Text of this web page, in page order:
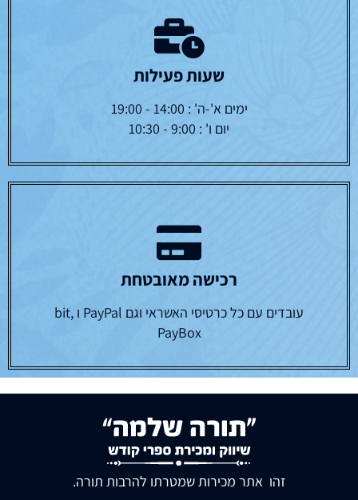
שעות פעילות
ימים א'-ה' : 14:00 - 19:00
יום ו' : 9:00 - 10:30
רכישה מאובטחת
עובדים עם כל כרטיסי האשראי וגם PayPal ו bit,
PayBox
זהו אתר מכירות שמטרתו להרבות תורה.